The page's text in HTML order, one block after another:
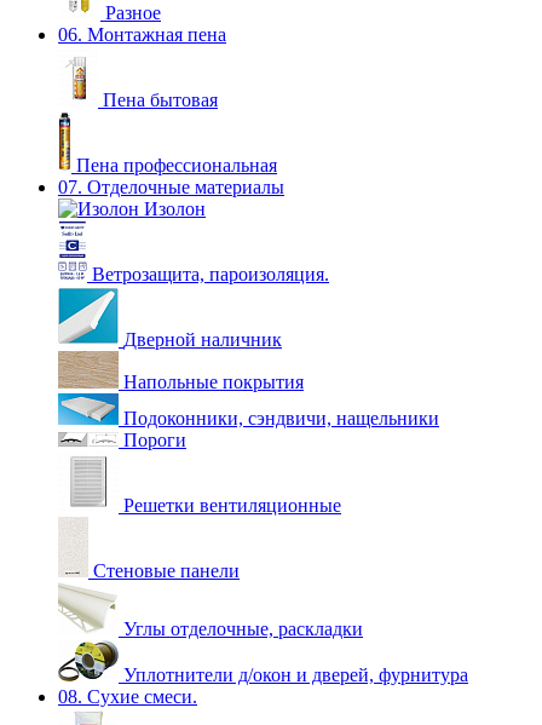
Разное
06. Монтажная пена
Пена бытовая
Пена профессиональная
07. Отделочные материалы
Изолон
Ветрозащита, пароизоляция.
Дверной наличник
Напольные покрытия
Подоконники, сэндвичи, нащельники
Пороги
Решетки вентиляционные
Стеновые панели
Углы отделочные, раскладки
Уплотнители д/окон и дверей, фурнитура
08. Сухие смеси.